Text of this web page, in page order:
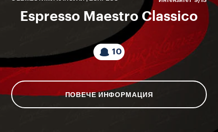
Espresso Maestro Classico
10
ПОВЕЧЕ ИНФОРМАЦИЯ